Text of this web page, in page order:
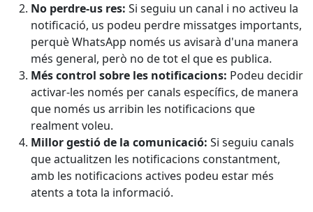
No perdre-us res: Si seguiu un canal i no activeu la
notificació, us podeu perdre missatges importants,
perquè WhatsApp només us avisarà d'una manera
més general, però no de tot el que es publica.
Més control sobre les notificacions: Podeu decidir
activar-les només per canals específics, de manera
que només us arribin les notificacions que
realment voleu.
Millor gestió de la comunicació: Si seguiu canals
que actualitzen les notificacions constantment,
amb les notificacions actives podeu estar més
atents a tota la informació.